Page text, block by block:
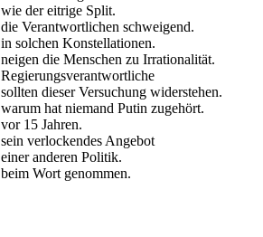
wie der eitrige Split.
die Verantwortlichen schweigend.
in solchen Konstellationen.
neigen die Menschen zu Irrationalität.
Regierungsverantwortliche
sollten dieser Versuchung widerstehen.
warum hat niemand Putin zugehört.
vor 15 Jahren.
sein verlockendes Angebot
einer anderen Politik.
beim Wort genommen.